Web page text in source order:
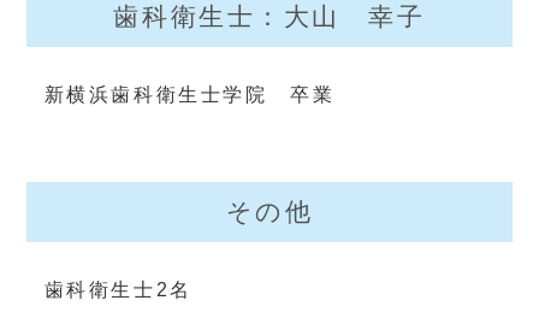
歯科衛生士：大山 幸子
新横浜歯科衛生士学院　卒業
その他
歯科衛生士2名